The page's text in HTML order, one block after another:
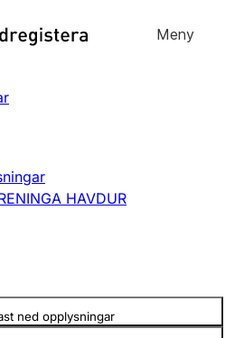
til
Meny
HAVDUR
ned opplysningar